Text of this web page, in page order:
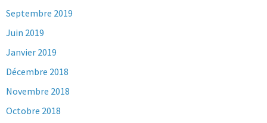
Septembre 2019
Juin 2019
Janvier 2019
Décembre 2018
Novembre 2018
Octobre 2018